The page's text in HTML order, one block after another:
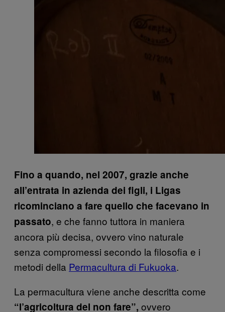
Fino a quando, nel 2007, grazie anche
all’entrata in azienda dei figli, i Ligas
ricominciano a fare quello che facevano in
passato, e che fanno tuttora in maniera
ancora più decisa, ovvero vino naturale
senza compromessi secondo la filosofia e i
metodi della Permacultura di Fukuoka.
La permacultura viene anche descritta come
“l’agricoltura del non fare”, ovvero